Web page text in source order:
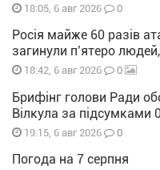
18:05, 6 авг 2026 0
Росія майже 60 разів
загинули п’ятеро
18:42, 6 авг 2026 0
Брифінг голови Ради
Вілкула за підсумками
19:15, 6 авг 2026 0
Погода на 7 серпня